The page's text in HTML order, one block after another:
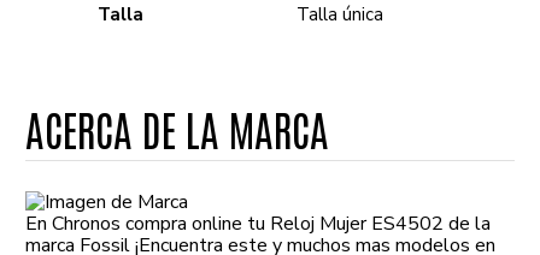
Talla Talla única
ACERCA DE LA MARCA
En Chronos compra online tu Reloj Mujer ES4502 de la
marca Fossil ¡Encuentra este y muchos mas modelos en